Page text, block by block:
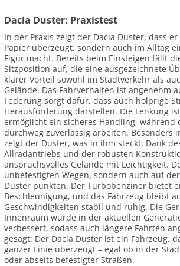
Dacia Duster: Praxistest
In der Praxis zeigt der Dacia Duster, dass
Papier überzeugt, sondern auch im Alltag
Figur macht. Bereits beim Einsteigen fällt
Sitzposition auf, die eine ausgezeichnete
klarer Vorteil sowohl im Stadtverkehr als
Gelände. Das Fahrverhalten ist angenehm
Federung sorgt dafür, dass auch holprige
Herausforderung darstellen. Die Lenkung
ermöglicht ein sicheres Handling, während
durchweg zuverlässig arbeiten. Besonders
zeigt der Duster, was in ihm steckt: Dank
Allradantriebs und der robusten
anspruchsvolles Gelände mit Leichtigkeit.
unbefestigten Wegen, sondern auch auf
Duster punkten. Der Turbobenziner bietet
Beschleunigung, und das Fahrzeug bleibt
Geschwindigkeiten stabil und ruhig. Die
Innenraum wurde in der aktuellen
verbessert, sodass auch längere Fahrten
gesagt: Der Dacia Duster ist ein Fahrzeug,
ganzer Linie überzeugt – egal ob in der
oder abseits befestigter Straßen.